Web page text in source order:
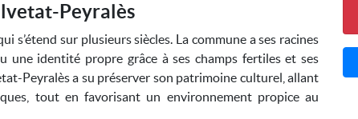
Peyralès
s’étend sur plusieurs siècles. La commune a ses racines
une identité propre grâce à ses champs fertiles et ses
Peyralès a su préserver son patrimoine culturel, allant
tout en favorisant un environnement propice au